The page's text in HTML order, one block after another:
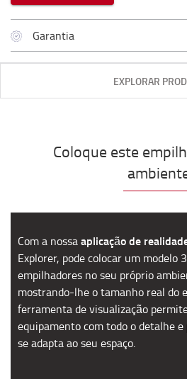
Garantia
EXPLORAR
Coloque este
Com a nossaaplicação de
Explorer, pode colocar um modelo
empilhadores no seu próprio
mostrando-lhe o tamanho real do
ferramenta de visualização
equipamento com todo o detalhe
se adapta ao seu espaço.